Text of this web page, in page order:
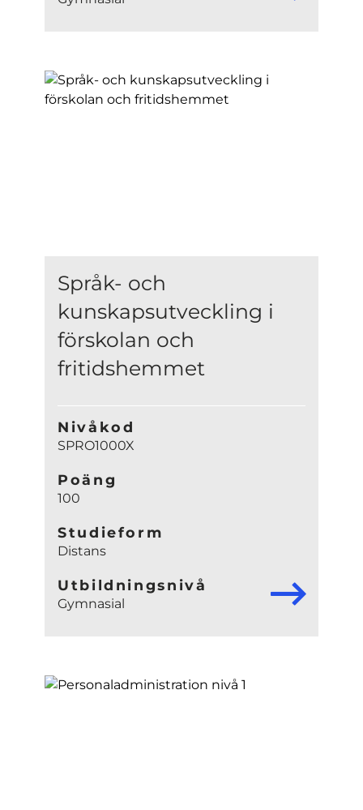
Språk- och
kunskapsutveckling i
förskolan och
fritidshemmet
Nivåkod
SPRO1000X
Poäng
100
Studieform
Distans
Utbildningsnivå
Gymnasial